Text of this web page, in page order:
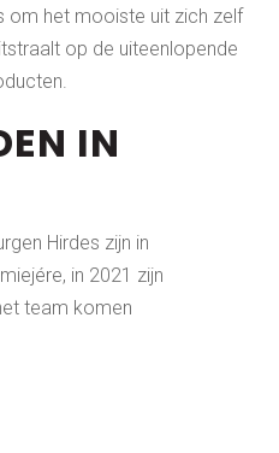
om het mooiste uit zich zelf
op de uiteenlopende
IN
Hirdes zijn in
in 2021 zijn
team komen